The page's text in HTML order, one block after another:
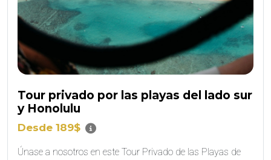
Tour privado por las playas del lado sur
y Honolulu
Desde 189$
Únase a nosotros en este Tour Privado de las Playas de